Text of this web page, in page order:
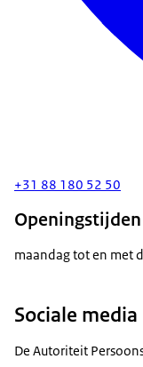
+31 88 180 52 50
Openingstijden
maandag tot en met
Sociale media
De Autoriteit